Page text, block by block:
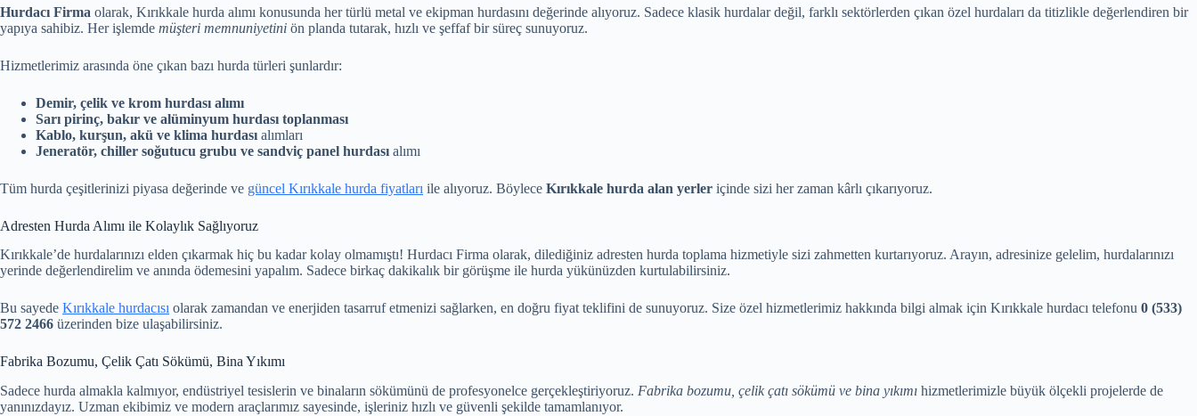
Hurdacı Firma olarak, Kırıkkale hurda alımı konusunda her türlü metal ve ekipman hurdasını değerinde alıyoruz. Sadece klasik hurdalar değil, farklı sektörlerden çıkan özel hurdaları da titizlikle değerlendiren bir
yapıya sahibiz. Her işlemde müşteri memnuniyetini ön planda tutarak, hızlı ve şeffaf bir süreç sunuyoruz.
Hizmetlerimiz arasında öne çıkan bazı hurda türleri şunlardır:
Demir, çelik ve krom hurdası alımı
Sarı pirinç, bakır ve alüminyum hurdası toplanması
Kablo, kurşun, akü ve klima hurdası alımları
Jeneratör, chiller soğutucu grubu ve sandviç panel hurdası alımı
Tüm hurda çeşitlerinizi piyasa değerinde ve güncel Kırıkkale hurda fiyatları ile alıyoruz. Böylece Kırıkkale hurda alan yerler içinde sizi her zaman kârlı çıkarıyoruz.
Adresten Hurda Alımı ile Kolaylık Sağlıyoruz
Kırıkkale’de hurdalarınızı elden çıkarmak hiç bu kadar kolay olmamıştı! Hurdacı Firma olarak, dilediğiniz adresten hurda toplama hizmetiyle sizi zahmetten kurtarıyoruz. Arayın, adresinize gelelim, hurdalarınızı
yerinde değerlendirelim ve anında ödemesini yapalım. Sadece birkaç dakikalık bir görüşme ile hurda yükünüzden kurtulabilirsiniz.
Bu sayede Kırıkkale hurdacısı olarak zamandan ve enerjiden tasarruf etmenizi sağlarken, en doğru fiyat teklifini de sunuyoruz. Size özel hizmetlerimiz hakkında bilgi almak için Kırıkkale hurdacı telefonu 0 (533)
572 2466 üzerinden bize ulaşabilirsiniz.
Fabrika Bozumu, Çelik Çatı Sökümü, Bina Yıkımı
Sadece hurda almakla kalmıyor, endüstriyel tesislerin ve binaların sökümünü de profesyonelce gerçekleştiriyoruz. Fabrika bozumu, çelik çatı sökümü ve bina yıkımı hizmetlerimizle büyük ölçekli projelerde de
yanınızdayız. Uzman ekibimiz ve modern araçlarımız sayesinde, işleriniz hızlı ve güvenli şekilde tamamlanıyor.